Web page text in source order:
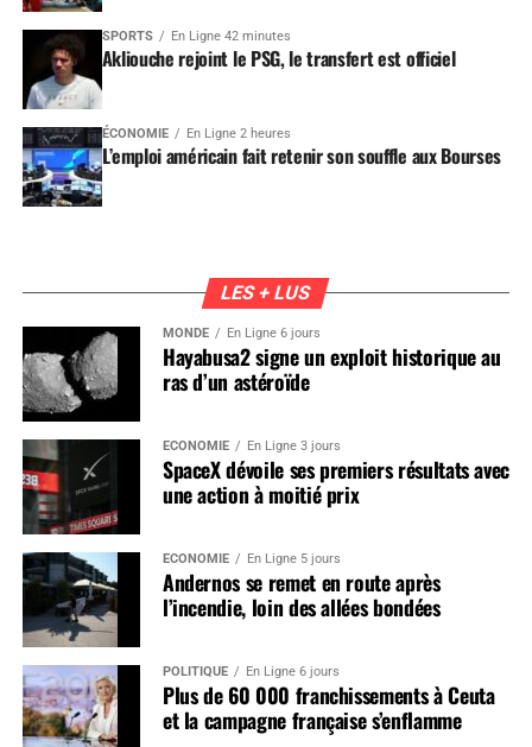
SPORTS En Ligne 42 minutes
Akliouche rejoint le PSG, le transfert est officiel
ÉCONOMIE En Ligne 2 heures
L’emploi américain fait retenir son souffle aux Bourses
LES + LUS
MONDE En Ligne 6 jours
Hayabusa2 signe un exploit historique au
ras d’un astéroïde
ÉCONOMIE En Ligne 3 jours
SpaceX dévoile ses premiers résultats avec
une action à moitié prix
ÉCONOMIE En Ligne 5 jours
Andernos se remet en route après
l’incendie, loin des allées bondées
POLITIQUE En Ligne 6 jours
Plus de 60 000 franchissements à Ceuta
et la campagne française s’enflamme